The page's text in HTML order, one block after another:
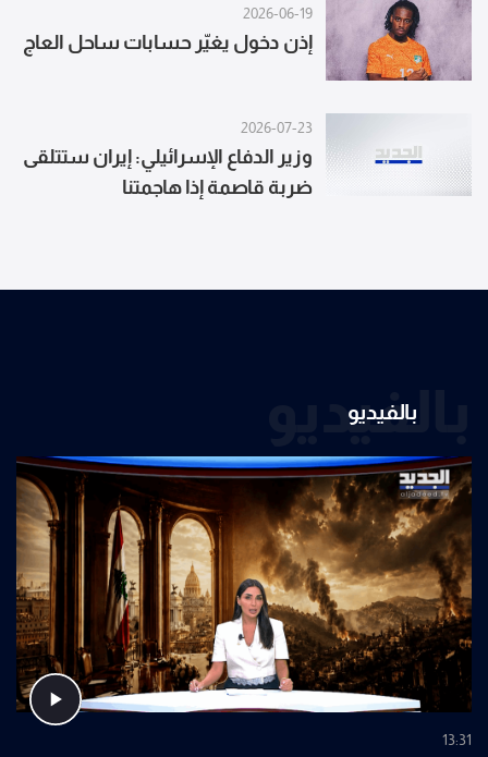
2026-06-19
إذن دخول يغيّر حسابات ساحل العاج
2026-07-23
وزير الدفاع الإسرائيلي: إيران ستتلقى
ضربة قاصمة إذا هاجمتنا
بالفيديو
بالفيديو
13:31